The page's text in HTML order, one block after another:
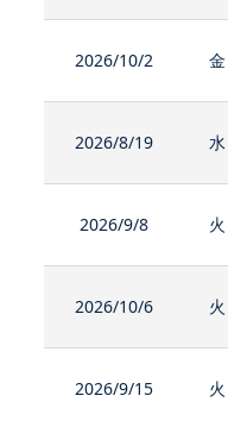
2026/10/2 金
2026/8/19 水
2026/9/8 火
2026/10/6 火
2026/9/15 火